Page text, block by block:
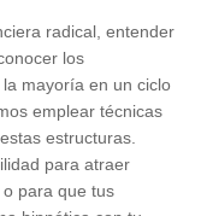
radical, entender
los
mayoría en un ciclo
emplear técnicas
estructuras.
para atraer
para que tus